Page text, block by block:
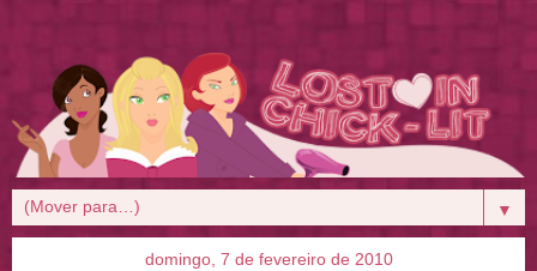
▼
domingo, 7 de fevereiro de 2010